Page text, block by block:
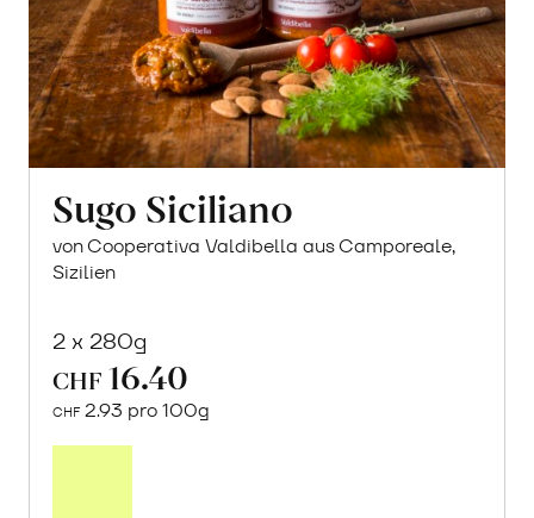
Sugo Siciliano
von Cooperativa Valdibella aus Camporeale,
Sizilien
2 x 280g
CHF 16.40
CHF 2.93 pro 100g